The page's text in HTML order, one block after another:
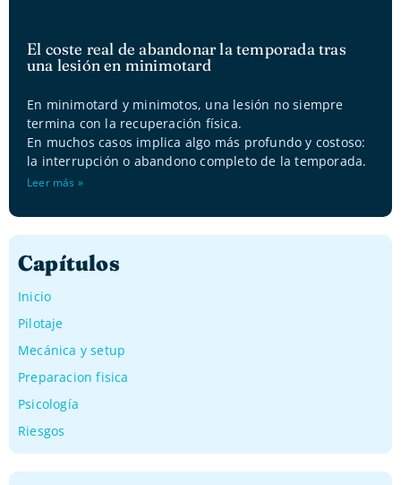
El coste real de abandonar la temporada tras
una lesión en minimotard
En minimotard y minimotos, una lesión no siempre
termina con la recuperación física.
En muchos casos implica algo más profundo y costoso:
la interrupción o abandono completo de la temporada.
Leer más »
Capítulos
Inicio
Pilotaje
Mecánica y setup
Preparacion fisica
Psicología
Riesgos